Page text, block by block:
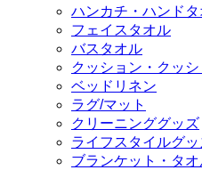
ハンカチ・ハンド
フェイスタオル
バスタオル
クッション・クッ
ベッドリネン
ラグ/マット
クリーニンググッズ
ライフスタイルグッ
ブランケット・タ